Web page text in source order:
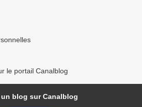
le portail Canalblog
un blog sur Canalblog